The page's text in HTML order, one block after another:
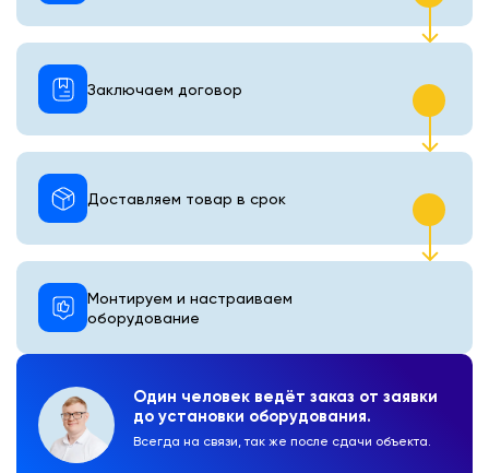
Один человек ведёт заказ от заявки
до установки оборудования.
Всегда на связи, так же после сдачи объекта.
Монтируем и настраиваем
оборудование
Доставляем товар в срок
Заключаем договор